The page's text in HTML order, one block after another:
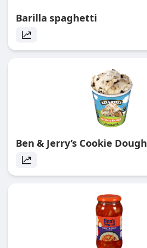
Barilla spaghetti
Ben & Jerry’s Cookie Dough